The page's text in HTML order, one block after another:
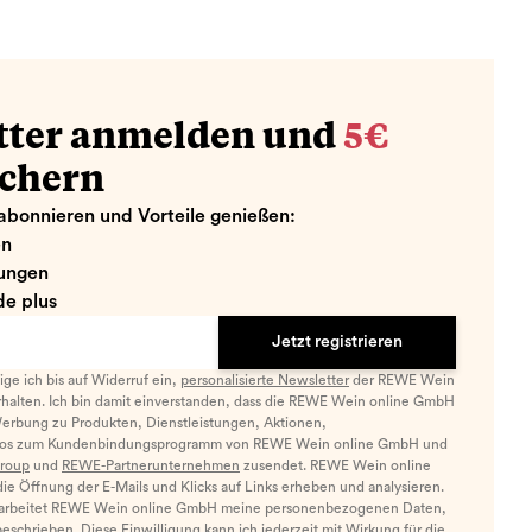
anmelden und 5€
und Vorteile genießen:
plus
Jetzt registrieren
ich bis auf Widerruf ein, personalisierte Newsletterder REWE Wein
Ich bin damit einverstanden, dass die REWE Wein online GmbH
zu Produkten, Dienstleistungen, Aktionen,
zum Kundenbindungsprogramm von REWE Wein online GmbH und
und REWE-Partnerunternehmen zusendet. REWE Wein online
Öffnung der E-Mails und Klicks auf Links erheben und analysieren.
REWE Wein online GmbH meine personenbezogenen Daten,